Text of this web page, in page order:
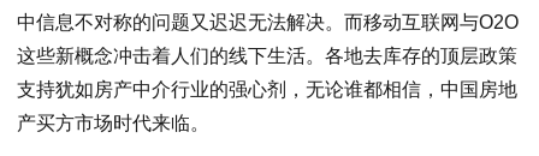
中信息不对称的问题又迟迟无法解决。而移动互联网与O2O
这些新概念冲击着人们的线下生活。各地去库存的顶层政策
支持犹如房产中介行业的强心剂，无论谁都相信，中国房地
产买方市场时代来临。